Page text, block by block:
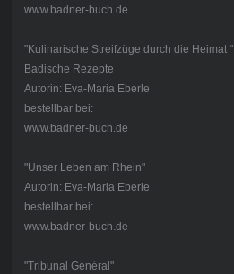
www.badner-buch.de
"Kulinarische Streifzüge durch die Heimat "
Badische Rezepte
Autorin: Eva-Maria Eberle
bestellbar bei:
www.badner-buch.de
"Unser Leben am Rhein"
Autorin: Eva-Maria Eberle
bestellbar bei:
www.badner-buch.de
"Tribunal Général"